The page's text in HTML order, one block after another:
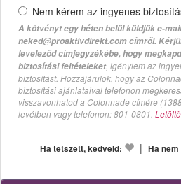
Nem kérem az ingyenes
A kötvényt egy héten belül küldjük e-
neked@proaktivdirekt.com címről.
leveleződ címjegyzékébe, hogy
biztosítási feltételeket, igénylem az
biztosítást. Hozzájárulok, hogy az
biztosítási ajánlataival telefonon
visszavonhatod a Colonnade címére
levélben vagy telefonon: 801-0801.
Ha tetszett, kedveld: | Ha